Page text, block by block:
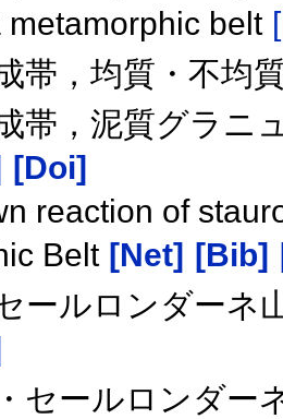
belt
帯，均質・不均
帯，泥質グラニ
[Doi]
reaction of
Belt [Net] [Bib]
ールロンダーネ
セールロンダー